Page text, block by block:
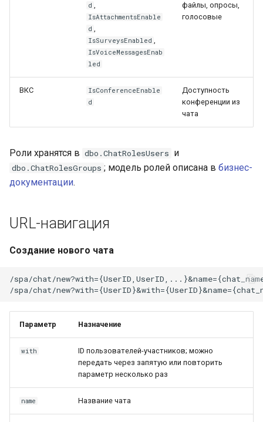
d ,
IsAttachmentsEnable
d ,
IsSurveysEnabled ,
IsVoiceMessagesEnab
led
файлы, опросы,
голосовые
ВКС
IsConferenceEnable
d
Доступность
конференции из
чата
Роли хранятся в dbo.ChatRolesUsers и
dbo.ChatRolesGroups ; модель ролей описана в бизнес-
документации.
URL-навигация
Создание нового чата
/spa/chat/
Параметр Назначение
with
ID пользователей-участников; можно
передать через запятую или повторить
параметр несколько раз
name Название чата